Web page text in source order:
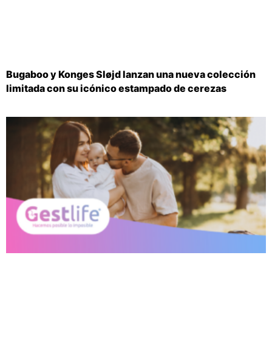
Bugaboo y Konges Sløjd lanzan una nueva colección
limitada con su icónico estampado de cerezas